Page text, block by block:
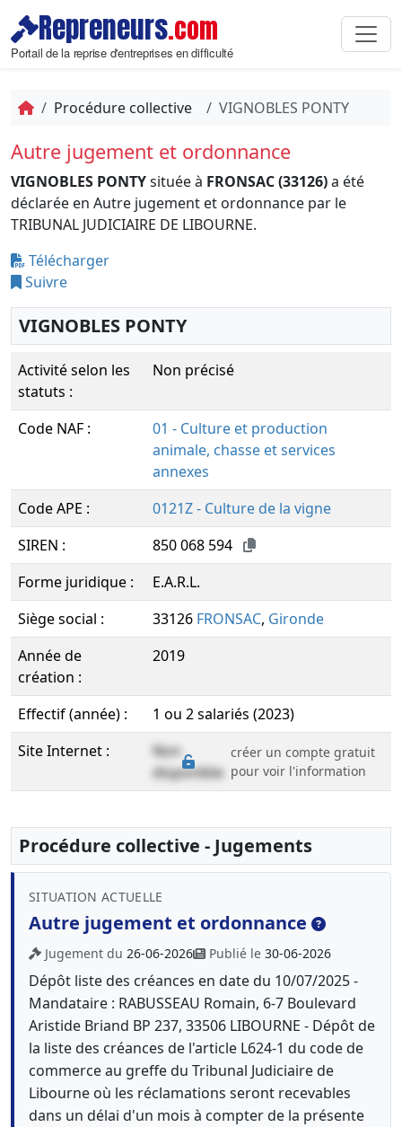
Repreneurs.com
Portail de la reprise d'entreprises en difficulté
Procédure collective VIGNOBLES PONTY
Autre jugement et ordonnance
VIGNOBLES PONTYsituée à FRONSAC (33126)a été
déclarée en Autre jugement et ordonnance par le
TRIBUNAL JUDICIAIRE DE LIBOURNE.
Télécharger
Suivre
VIGNOBLES PONTY
Activité selon les
statuts :
Non précisé
Code NAF :
01 - Culture et production
animale, chasse et services
annexes
Code APE :
0121Z - Culture de la vigne
SIREN :
850 068 594
Forme juridique :
E.A.R.L.
Siège social :
33126 FRONSAC, Gironde
Année de
création :
2019
Effectif (année) :
1 ou 2 salariés (2023)
Site Internet :
Non
disponible
créer un compte gratuit
pour voir l'information
Procédure collective - Jugements
SITUATION ACTUELLE
Autre jugement et ordonnance
Jugement du 26-06-2026 Publié le 30-06-2026
Dépôt liste des créances en date du 10/07/2025 -
Mandataire : RABUSSEAU Romain, 6-7 Boulevard
Aristide Briand BP 237, 33506 LIBOURNE - Dépôt de
la liste des créances de l'article L624-1 du code de
commerce au greffe du Tribunal Judiciaire de
Libourne où les réclamations seront recevables
dans un délai d'un mois à compter de la présente